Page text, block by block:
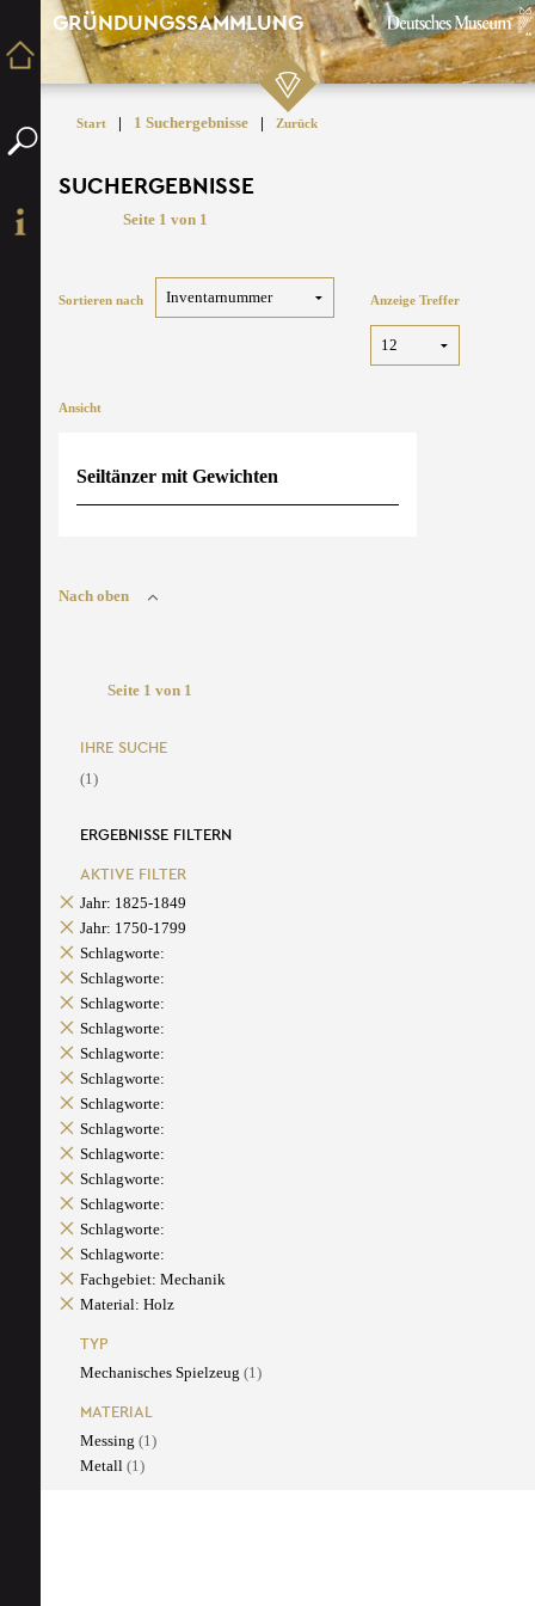
GRÜNDUNGSSAMMLUNG
Start | 1 Suchergebnisse | Zurück
SUCHERGEBNISSE
Seite 1 von 1
Sortieren nach Anzeige Treffer
Ansicht
Seiltänzer mit Gewichten
Nach oben
Seite 1 von 1
IHRE SUCHE
(1)
ERGEBNISSE FILTERN
AKTIVE FILTER
Jahr: 1825-1849
Jahr: 1750-1799
Schlagworte:
Schlagworte:
Schlagworte:
Schlagworte:
Schlagworte:
Schlagworte:
Schlagworte:
Schlagworte:
Schlagworte:
Schlagworte:
Schlagworte:
Schlagworte:
Schlagworte:
Fachgebiet: Mechanik
Material: Holz
TYP
Mechanisches Spielzeug (1)
MATERIAL
Messing (1)
Metall (1)